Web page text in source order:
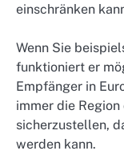
einschränken
Wenn Sie
funktioniert er
Empfänger in
immer die
sicherzustellen,
werden kann.